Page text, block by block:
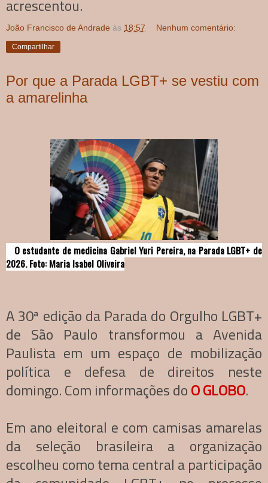
acrescentou.
João Francisco de Andrade às 18:57 Nenhum comentário:
Compartilhar
Por que a Parada LGBT+ se vestiu com
a amarelinha
O estudante de medicina Gabriel Yuri Pereira, na Parada LGBT+ de
2026. Foto: Maria Isabel Oliveira
A 30ª edição da Parada do Orgulho LGBT+
de São Paulo transformou a Avenida
Paulista em um espaço de mobilização
política e defesa de direitos neste
domingo. Com informações doO GLOBO.
Em ano eleitoral e com camisas amarelas
da seleção brasileira a organização
escolheu como tema central a participação